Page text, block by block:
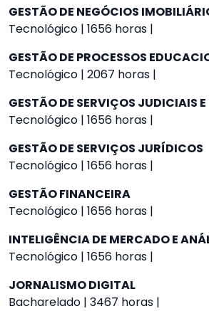
GESTÃO DE NEGÓCIOS
Tecnológico | 1656 horas |
GESTÃO DE PROCESSOS
Tecnológico | 2067 horas |
GESTÃO DE SERVIÇOS JUDICIAIS
Tecnológico | 1656 horas |
GESTÃO DE SERVIÇOS JURÍDICOS
Tecnológico | 1656 horas |
GESTÃO FINANCEIRA
Tecnológico | 1656 horas |
INTELIGÊNCIA DE MERCADO E
Tecnológico | 1656 horas |
JORNALISMO DIGITAL
Bacharelado | 3467 horas |